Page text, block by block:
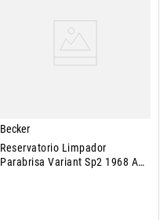
Becker
Reservatorio Limpador
Parabrisa Variant Sp2 1968 A